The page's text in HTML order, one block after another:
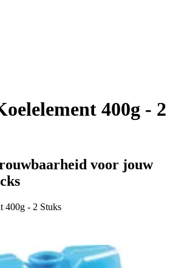
400g - 2
voor jouw
400g - 2 Stuks